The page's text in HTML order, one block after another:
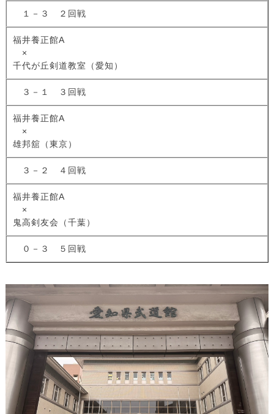
１－３ ２回戦
福井養正館A
×
千代が丘剣道教室（愛知）
３－１ ３回戦
福井養正館A
×
雄邦舘（東京）
３－２ ４回戦
福井養正館A
×
鬼高剣友会（千葉）
０－３ ５回戦